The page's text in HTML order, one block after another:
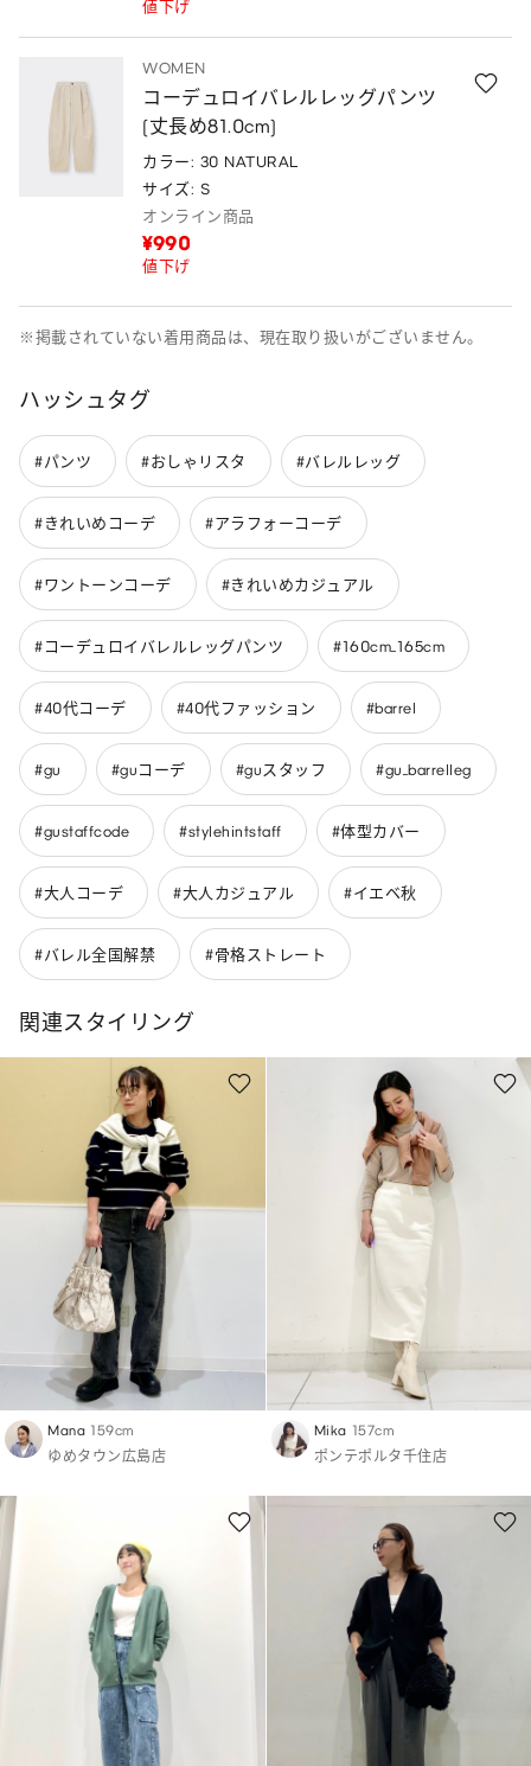
値下げ
WOMEN
コーデュロイバレルレッグパンツ
(丈長め81.0cm)
カラー: 30 NATURAL
サイズ: S
オンライン商品
¥990
値下げ
※掲載されていない着用商品は、現在取り扱いがございません。
ハッシュタグ
#パンツ #おしゃリスタ #バレルレッグ
#きれいめコーデ #アラフォーコーデ
#ワントーンコーデ #きれいめカジュアル
#コーデュロイバレルレッグパンツ #160cm_165cm
#40代コーデ #40代ファッション #barrel
#gu #guコーデ #guスタッフ #gu_barrelleg
#gustaffcode #stylehintstaff #体型カバー
#大人コーデ #大人カジュアル #イエベ秋
#バレル全国解禁 #骨格ストレート
関連スタイリング
Mana 159cm
ゆめタウン広島店
Mika 157cm
ポンテポルタ千住店